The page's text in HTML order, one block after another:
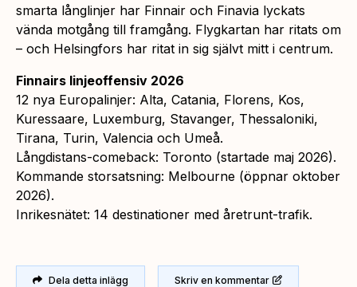
smarta långlinjer har Finnair och Finavia lyckats
vända motgång till framgång. Flygkartan har ritats om
– och Helsingfors har ritat in sig självt mitt i centrum.
Finnairs linjeoffensiv 2026
12 nya Europalinjer: Alta, Catania, Florens, Kos,
Kuressaare, Luxemburg, Stavanger, Thessaloniki,
Tirana, Turin, Valencia och Umeå.
Långdistans-comeback: Toronto (startade maj 2026).
Kommande storsatsning: Melbourne (öppnar oktober
2026).
Inrikesnätet: 14 destinationer med åretrunt-trafik.
Dela detta inlägg Skriv en kommentar